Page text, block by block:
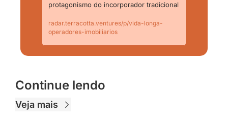
protagonismo do incorporador tradicional
radar.terracotta.ventures/p/vida-longa-
operadores-imobiliarios
Continue lendo
Veja mais